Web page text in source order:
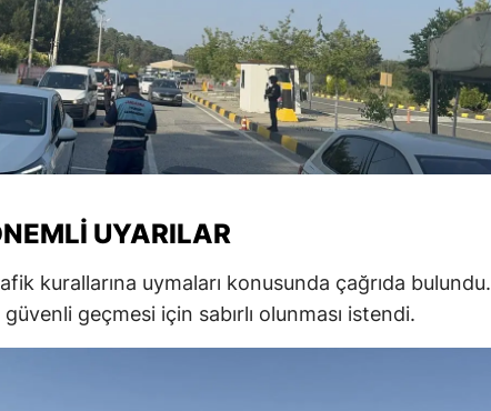
Sakarya
Samsun
Siirt
Sinop
Trabzon
UYARILAR
kurallarına uymaları konusunda çağrıda bulundu.
geçmesi için sabırlı olunması istendi.